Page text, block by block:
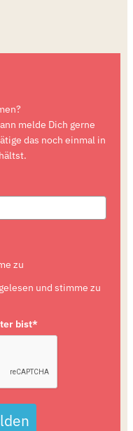
melde Dich gerne
das noch einmal in
zu
und stimme zu
bist*